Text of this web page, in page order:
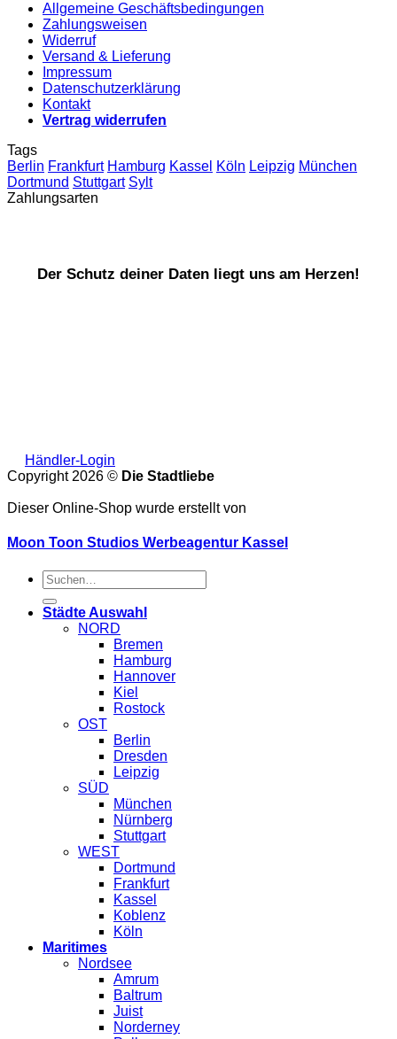
Allgemeine Geschäftsbedingungen
Zahlungsweisen
Widerruf
Versand & Lieferung
Impressum
Datenschutzerklärung
Kontakt
Vertrag widerrufen
Tags
Berlin Frankfurt Hamburg Kassel Köln Leipzig München
Dortmund Stuttgart Sylt
Zahlungsarten
Der Schutz deiner Daten liegt uns am Herzen!
Händler-Login
Copyright 2026 © Die Stadtliebe
Dieser Online-Shop wurde erstellt von
Moon Toon Studios Werbeagentur Kassel
Suche
nach:
Städte Auswahl
NORD
Bremen
Hamburg
Hannover
Kiel
Rostock
OST
Berlin
Dresden
Leipzig
SÜD
München
Nürnberg
Stuttgart
WEST
Dortmund
Frankfurt
Kassel
Koblenz
Köln
Maritimes
Nordsee
Amrum
Baltrum
Juist
Norderney